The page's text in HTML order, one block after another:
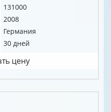
131000
2008
Германия
30 дней
цену